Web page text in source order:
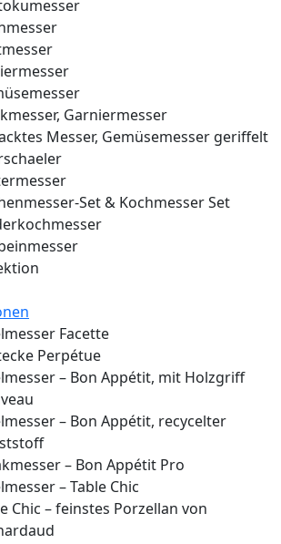
Garniermesser
Messer, Gemüsemesser geriffelt
Set & Kochmesser Set
Facette
Perpétue
– Bon Appétit, mit Holzgriff
– Bon Appétit, recycelter
– Bon Appétit Pro
– Table Chic
Chic – feinstes Porzellan von